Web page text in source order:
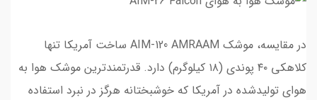
در مقایسه، موشک AIM-120 AMRAAM ساخت آمریکا تنها
کلاهکی ۴۰ پوندی (۱۸ کیلوگرم) دارد. قدرتمندترین موشک هوا به
هوای تولیدشده در آمریکا که خوشبختانه هرگز در نبرد استفاده